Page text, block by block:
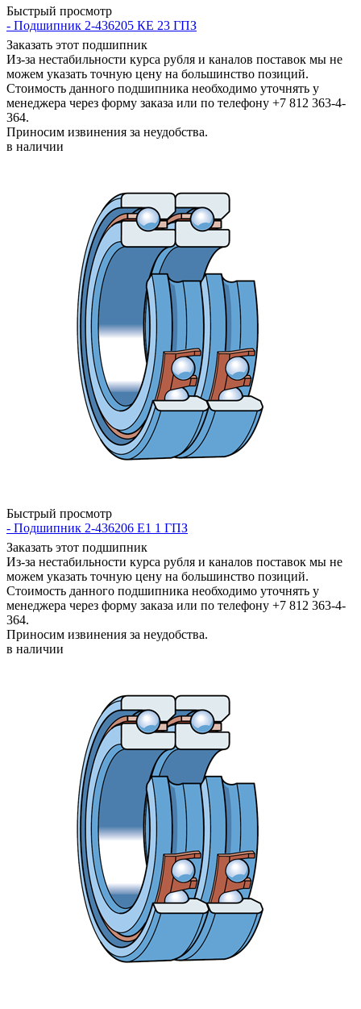
Быстрый просмотр
- Подшипник 2-436205 КЕ 23 ГПЗ
Заказать этот подшипник
Из-за нестабильности курса рубля и каналов поставок мы не
можем указать точную цену на большинство позиций.
Стоимость данного подшипника необходимо уточнять у
менеджера через форму заказа или по телефону +7 812 363-4-
364.
Приносим извинения за неудобства.
в наличии
Быстрый просмотр
- Подшипник 2-436206 Е1 1 ГПЗ
Заказать этот подшипник
Из-за нестабильности курса рубля и каналов поставок мы не
можем указать точную цену на большинство позиций.
Стоимость данного подшипника необходимо уточнять у
менеджера через форму заказа или по телефону +7 812 363-4-
364.
Приносим извинения за неудобства.
в наличии